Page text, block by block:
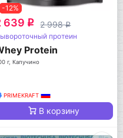
-12%
639 q 2 998q
протеин
Protein
г, Капучино
PRIMEKRAFT
В корзину